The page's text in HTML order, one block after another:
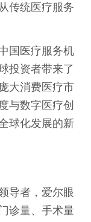
传统医疗服务
国医疗服务机
投资者带来了
大消费医疗市
与数字医疗创
球化发展的新
导者，爱尔眼
诊量、手术量